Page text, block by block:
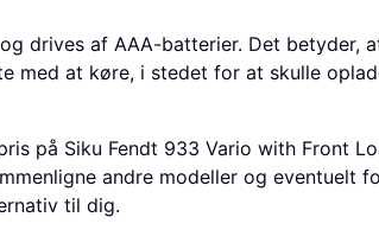
drives af AAA-batterier. Det betyder,
med at køre, i stedet for at skulle
på Siku Fendt 933 Vario with Front
andre modeller og eventuelt
til dig.